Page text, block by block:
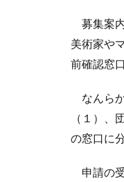
募集案
美術家や
前確認窓
なんら
（１）、
の窓口に
申請の